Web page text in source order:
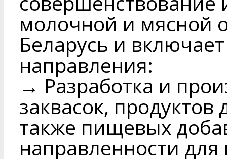
молочной и мясной
Беларусь и
направления:
→ Разработка и
заквасок, продуктов
также пищевых
направленности